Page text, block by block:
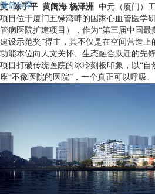
微信分享
文 /陈子平 黄阔海 杨泽洲
中元（厦门）
项目位于厦门五缘湾畔的国家心血管医学
管病医院扩建项目），作为“第三届中国最
建设示范奖”得主，其不仅是在空间营造
功能本位向人文关怀、生态融合跃迁的先锋
项目打破传统医院的冰冷刻板印象，以“
座“不像医院的医院”，一个真正可以呼吸